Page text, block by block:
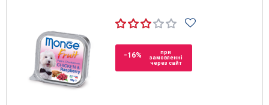
-16%
при
замовленні
через сайт